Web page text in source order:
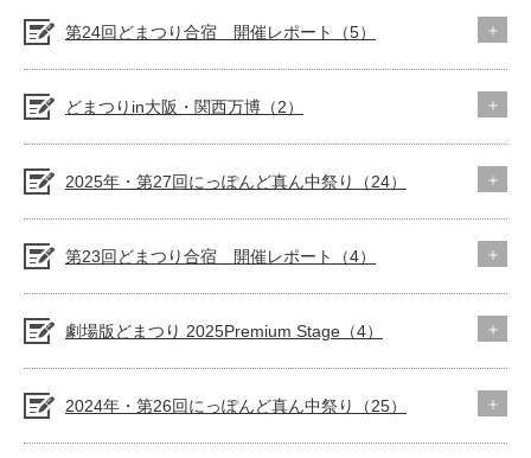
第24回どまつり合宿 開催レポート（5）
どまつりin大阪・関西万博（2）
2025年・第27回にっぽんど真ん中祭り（24）
第23回どまつり合宿 開催レポート（4）
劇場版どまつり 2025Premium Stage（4）
2024年・第26回にっぽんど真ん中祭り（25）